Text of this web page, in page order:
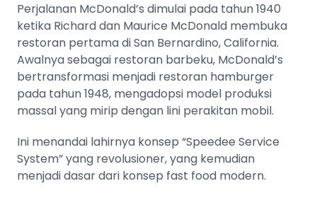
Perjalanan McDonald’s dimulai pada tahun 1940
ketika Richard dan Maurice McDonald membuka
restoran pertama di San Bernardino, California.
Awalnya sebagai restoran barbeku, McDonald’s
bertransformasi menjadi restoran hamburger
pada tahun 1948, mengadopsi model produksi
massal yang mirip dengan lini perakitan mobil.
Ini menandai lahirnya konsep “Speedee Service
System” yang revolusioner, yang kemudian
menjadi dasar dari konsep fast food modern​​​​.